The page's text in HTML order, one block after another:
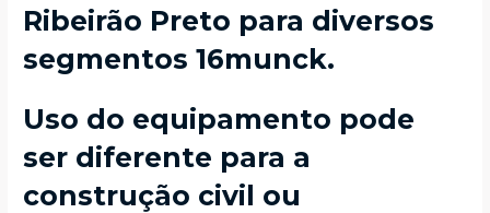
Ribeirão Preto para diversos
segmentos 16munck.
Uso do equipamento pode
ser diferente para a
construção civil ou